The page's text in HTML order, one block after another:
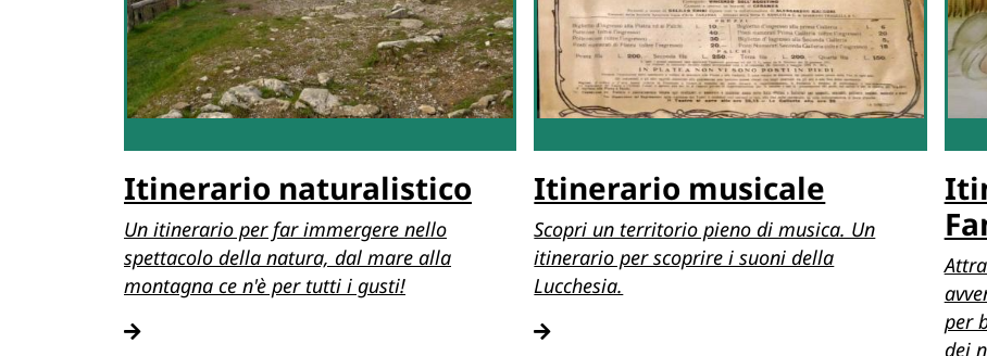
Itinerario naturalistico
Un itinerario per far immergere nello
spettacolo della natura, dal mare alla
montagna ce n'è per tutti i gusti!
Itinerario musicale
Scopri un territorio pieno di musica. Un
itinerario per scoprire i suoni della
Lucchesia.
per
dei